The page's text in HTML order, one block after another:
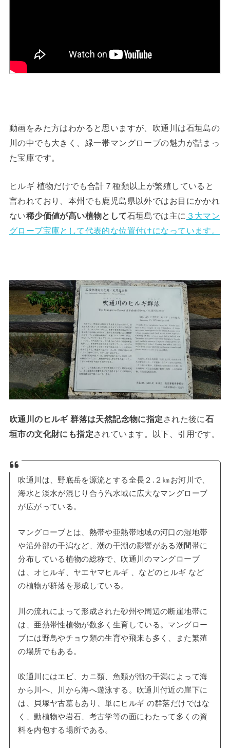
動画をみた方はわかると思いますが、吹通川は石垣島の
川の中でも大きく、緑一帯マングローブの魅力が詰まっ
た宝庫です。
ヒルギ 植物だけでも合計７種類以上が繁殖していると
言われており、本州でも鹿児島県以外ではお目にかかれ
ない稀少価値が高い植物として石垣島では主に ３大マン
グローブ宝庫として代表的な位置付けになっています。
吹通川のヒルギ 群落は天然記念物に指定 された後に石
垣市の文化財にも指定されています。以下、引用です。
吹通川は、野底岳を源流とする全長２.２㎞お河川で、
海水と淡水が混じり合う汽水域に広大なマングローブ
が広がっている。
マングローブとは、熱帯や亜熱帯地域の河口の湿地帯
や沿外部の干潟など、潮の干潮の影響がある潮間帯に
分布している植物の総称で、吹通川のマングローブ
は、オヒルギ、ヤエヤマヒルギ 、などのヒルギ など
の植物が群落を形成している。
川の流れによって形成された砂州や周辺の断崖地帯に
は、亜熱帯性植物が数多く生育している。マングロー
ブには野鳥やチョウ類の生育や飛来も多く、また繁殖
の場所でもある。
吹通川にはエビ、カニ類、魚類が潮の干満によって海
から川へ、川から海へ遊泳する。吹通川付近の崖下に
は、貝塚ヤ古墓もあり、単にヒルギ の群落だけではな
く、動植物や岩石、考古学等の面にわたって多くの資
料を内包する場所である。